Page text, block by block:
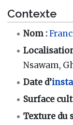
Contexte
Nom :
Nsawam,
Date d’
Surface
Texture du